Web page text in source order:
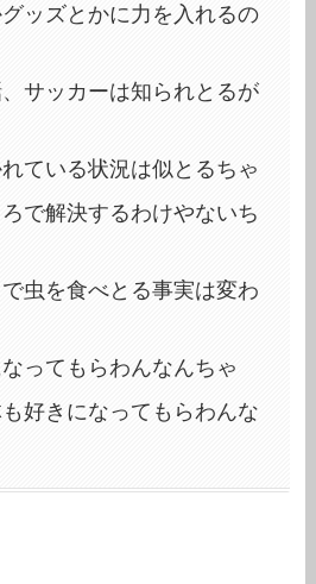
ッズとかに力を入れるの
サッカーは知られとるが
ている状況は似とるちゃ
で解決するわけやないち
虫を食べとる事実は変わ
ってもらわんなんちゃ
好きになってもらわんな